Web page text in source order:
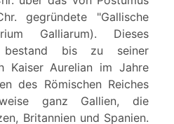
gegründete "Gallische
Galliarum). Dieses
bestand bis zu seiner
Kaiser Aurelian im Jahre
des Römischen Reiches
ganz Gallien, die
Britannien und Spanien.